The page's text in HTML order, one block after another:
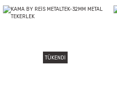
TÜKENDİ